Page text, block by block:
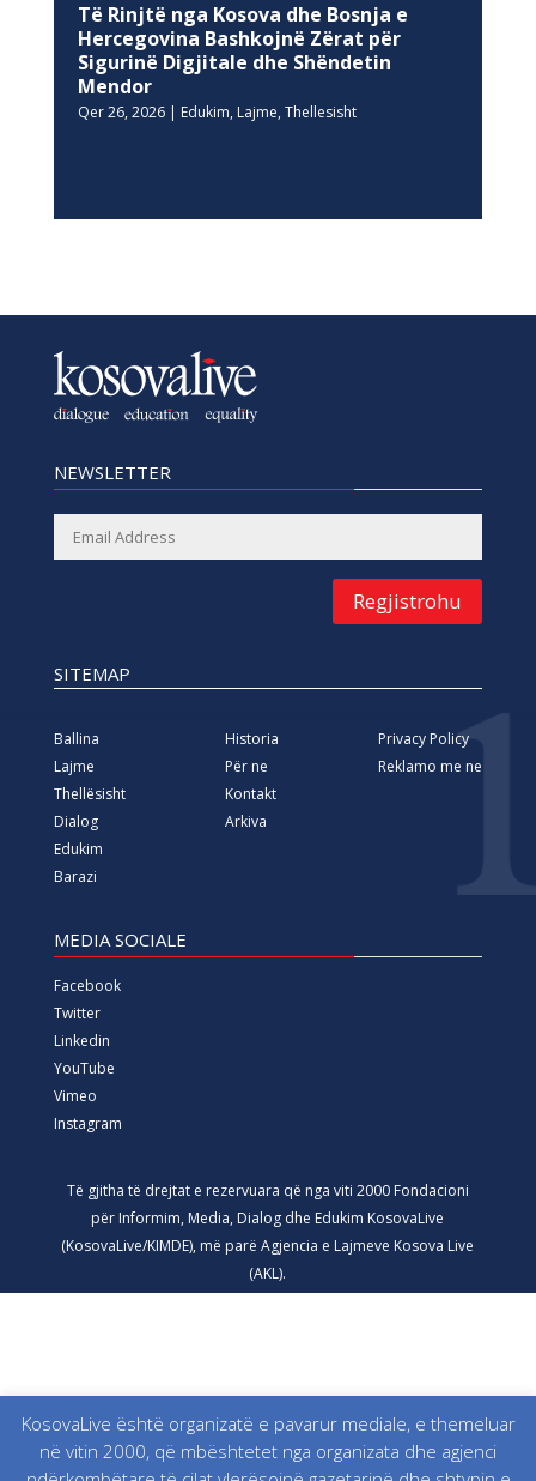
Të Rinjtë nga Kosova dhe Bosnja e
Hercegovina Bashkojnë Zërat për
Sigurinë Digjitale dhe Shëndetin
Mendor
Qer 26, 2026| Edukim, Lajme, Thellesisht
NEWSLETTER
Regjistrohu
SITEMAP
Ballina
Lajme
Thellësisht
Dialog
Edukim
Barazi
Historia
Për ne
Kontakt
Arkiva
Privacy Policy
Reklamo me ne
MEDIA SOCIALE
Facebook
Twitter
Linkedin
YouTube
Vimeo
Instagram
Të gjitha të drejtat e rezervuara që nga viti 2000 Fondacioni
për Informim, Media, Dialog dhe Edukim KosovaLive
(KosovaLive/KIMDE), më parë Agjencia e Lajmeve Kosova Live
(AKL).
KosovaLive është organizatë e pavarur mediale, e themeluar
në vitin 2000, që mbështetet nga organizata dhe agjenci